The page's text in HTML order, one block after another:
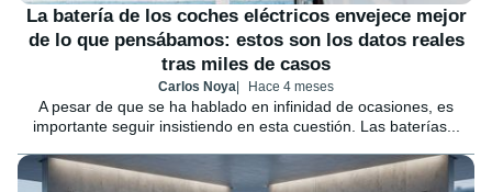
La batería de los coches eléctricos envejece mejor
de lo que pensábamos: estos son los datos reales
tras miles de casos
Carlos Noya Hace 4 meses
A pesar de que se ha hablado en infinidad de ocasiones, es
importante seguir insistiendo en esta cuestión. Las baterías...